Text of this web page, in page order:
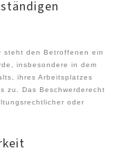
steht den Betroffenen ein
insbesondere in dem
ihres Arbeitsplatzes
zu. Das Beschwerderecht
oder